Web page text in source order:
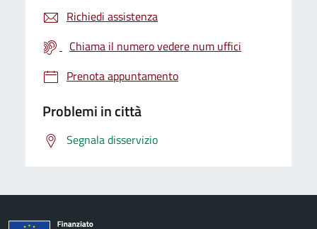
Richiedi assistenza
Chiama il numero vedere num uffici
Prenota appuntamento
Problemi in città
Segnala disservizio